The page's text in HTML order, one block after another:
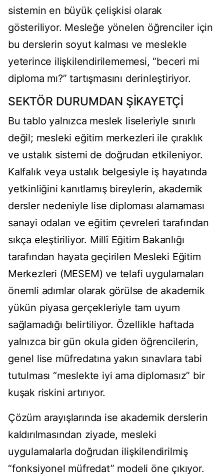
sistemin en büyük çelişkisi olarak
gösteriliyor. Mesleğe yönelen öğrenciler için
bu derslerin soyut kalması ve meslekle
yeterince ilişkilendirilememesi, “beceri mi
diploma mı?” tartışmasını derinleştiriyor.
SEKTÖR DURUMDAN ŞİKAYETÇİ
Bu tablo yalnızca meslek liseleriyle sınırlı
değil; mesleki eğitim merkezleri ile çıraklık
ve ustalık sistemi de doğrudan etkileniyor.
Kalfalık veya ustalık belgesiyle iş hayatında
yetkinliğini kanıtlamış bireylerin, akademik
dersler nedeniyle lise diploması alamaması
sanayi odaları ve eğitim çevreleri tarafından
sıkça eleştiriliyor. Millî Eğitim Bakanlığı
tarafından hayata geçirilen Mesleki Eğitim
Merkezleri (MESEM) ve telafi uygulamaları
önemli adımlar olarak görülse de akademik
yükün piyasa gerçekleriyle tam uyum
sağlamadığı belirtiliyor. Özellikle haftada
yalnızca bir gün okula giden öğrencilerin,
genel lise müfredatına yakın sınavlara tabi
tutulması “meslekte iyi ama diplomasız” bir
kuşak riskini artırıyor.
Çözüm arayışlarında ise akademik derslerin
kaldırılmasından ziyade, mesleki
uygulamalarla doğrudan ilişkilendirilmiş
“fonksiyonel müfredat” modeli öne çıkıyor.